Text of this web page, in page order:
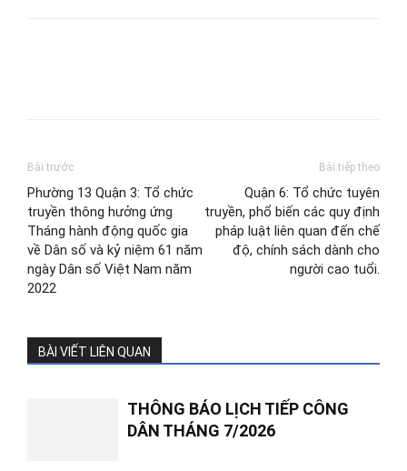
Bài trước
Phường 13 Quận 3: Tổ chức
truyền thông hưởng ứng
Tháng hành động quốc gia
về Dân số và kỷ niệm 61 năm
ngày Dân số Việt Nam năm
2022
Bài tiếp theo
Quận 6: Tổ chức tuyên
truyền, phổ biến các quy định
pháp luật liên quan đến chế
độ, chính sách dành cho
người cao tuổi.
BÀI VIẾT LIÊN QUAN
THÔNG BÁO LỊCH TIẾP CÔNG
DÂN THÁNG 7/2026